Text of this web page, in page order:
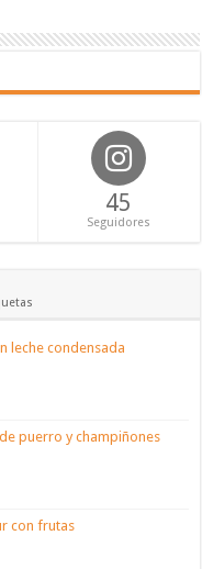
45
Seguidores
leche condensada
puerro y champiñones
con frutas